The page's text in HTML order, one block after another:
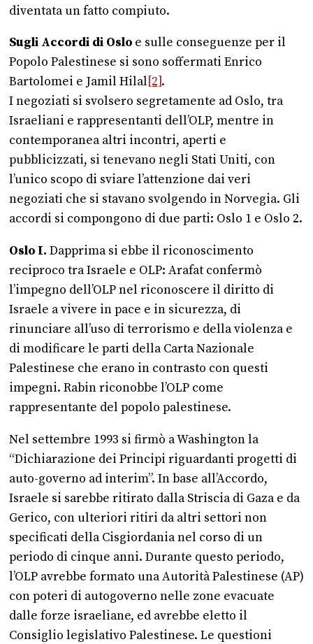
diventata un fatto compiuto.
Sugli Accordi di Oslo e sulle conseguenze per il
Popolo Palestinese si sono soffermati Enrico
Bartolomei e Jamil Hilal [2] .
I negoziati si svolsero segretamente ad Oslo, tra
Israeliani e rappresentanti dell’OLP, mentre in
contemporanea altri incontri, aperti e
pubblicizzati, si tenevano negli Stati Uniti, con
l’unico scopo di sviare l’attenzione dai veri
negoziati che si stavano svolgendo in Norvegia. Gli
accordi si compongono di due parti: Oslo 1 e Oslo 2.
Oslo I. Dapprima si ebbe il riconoscimento
reciproco tra Israele e OLP: Arafat confermò
l’impegno dell’OLP nel riconoscere il diritto di
Israele a vivere in pace e in sicurezza, di
rinunciare all’uso di terrorismo e della violenza e
di modificare le parti della Carta Nazionale
Palestinese che erano in contrasto con questi
impegni. Rabin riconobbe l’OLP come
rappresentante del popolo palestinese.
Nel settembre 1993 si firmò a Washington la
“Dichiarazione dei Principi riguardanti progetti di
auto-governo ad interim”. In base all’Accordo,
Israele si sarebbe ritirato dalla Striscia di Gaza e da
Gerico, con ulteriori ritiri da altri settori non
specificati della Cisgiordania nel corso di un
periodo di cinque anni. Durante questo periodo,
l’OLP avrebbe formato una Autorità Palestinese (AP)
con poteri di autogoverno nelle zone evacuate
dalle forze israeliane, ed avrebbe eletto il
Consiglio legislativo Palestinese. Le questioni